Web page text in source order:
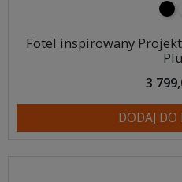
Fotel inspirowany
3
DODAJ